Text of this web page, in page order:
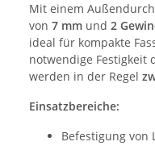
Mit einem
von 7 mm und 2
ideal für kompakte
notwendige Festigkeit
werden in der Regel
Einsatzbereiche:
Befestigung von